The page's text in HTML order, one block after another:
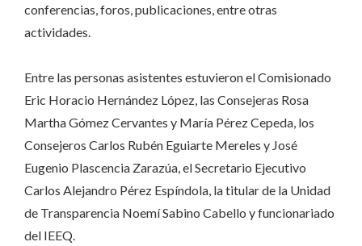
conferencias, foros, publicaciones, entre otras
actividades.
Entre las personas asistentes estuvieron el Comisionado
Eric Horacio Hernández López, las Consejeras Rosa
Martha Gómez Cervantes y María Pérez Cepeda, los
Consejeros Carlos Rubén Eguiarte Mereles y José
Eugenio Plascencia Zarazúa, el Secretario Ejecutivo
Carlos Alejandro Pérez Espíndola, la titular de la Unidad
de Transparencia Noemí Sabino Cabello y funcionariado
del IEEQ.